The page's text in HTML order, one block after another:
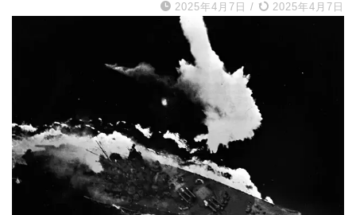
2025年4月7日 / 2025年4月7日